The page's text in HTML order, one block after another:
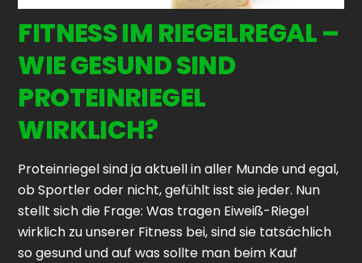
FITNESS IM RIEGELREGAL –
WIE GESUND SIND
PROTEINRIEGEL
WIRKLICH?
Proteinriegel sind ja aktuell in aller Munde und egal,
ob Sportler oder nicht, gefühlt isst sie jeder. Nun
stellt sich die Frage: Was tragen Eiweiß-Riegel
wirklich zu unserer Fitness bei, sind sie tatsächlich
so gesund und auf was sollte man beim Kauf